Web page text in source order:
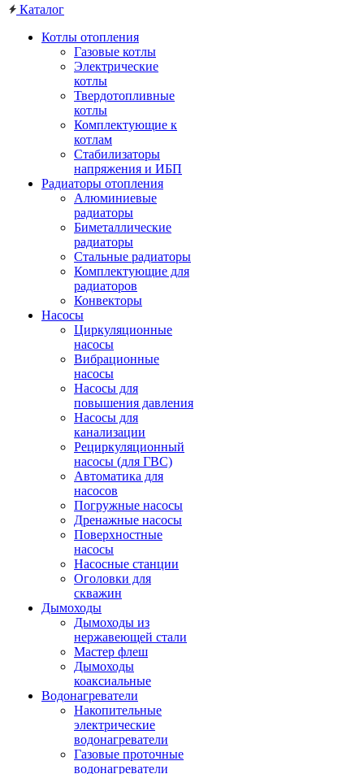
Каталог
Котлы отопления
Газовые котлы
Электрические
котлы
Твердотопливные
котлы
Комплектующие к
котлам
Стабилизаторы
напряжения и ИБП
Радиаторы отопления
Алюминиевые
радиаторы
Биметаллические
радиаторы
Стальные радиаторы
Комплектующие для
радиаторов
Конвекторы
Насосы
Циркуляционные
насосы
Вибрационные
насосы
Насосы для
повышения давления
Насосы для
канализации
Рециркуляционный
насосы (для ГВС)
Автоматика для
насосов
Погружные насосы
Дренажные насосы
Поверхностные
насосы
Насосные станции
Оголовки для
скважин
Дымоходы
Дымоходы из
нержавеющей стали
Мастер флеш
Дымоходы
коаксиальные
Водонагреватели
Накопительные
электрические
водонагреватели
Газовые проточные
водонагреватели